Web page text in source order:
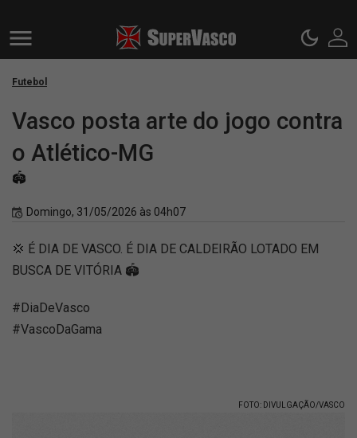
Futebol
Vasco posta arte do jogo contra
o Atlético-MG
🏟️
Domingo, 31/05/2026 às 04h07
💢 É DIA DE VASCO. É DIA DE CALDEIRÃO LOTADO EM
BUSCA DE VITÓRIA 🏟️
#DiaDeVasco
#VascoDaGama
FOTO: DIVULGAÇÃO/VASCO